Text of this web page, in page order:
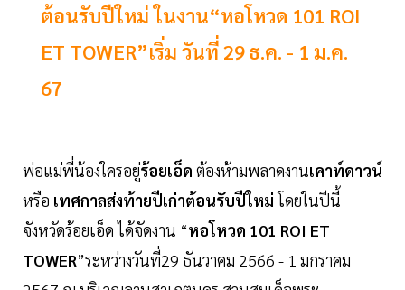
ต้อนรับปีใหม่ ในงาน“หอโหวด 101 ROI
ET TOWER”เริ่ม วันที่ 29 ธ.ค. - 1 ม.ค.
67
พ่อแม่พี่น้องใครอยู่ร้อยเอ็ด ต้องห้ามพลาดงานเคาท์ดาวน์
หรือ เทศกาลส่งท้ายปีเก่าต้อนรับปีใหม่โดยในปีนี้
จังหวัดร้อยเอ็ด ได้จัดงาน “หอโหวด 101 ROI ET
TOWER”ระหว่างวันที่29 ธันวาคม 2566 - 1 มกราคม